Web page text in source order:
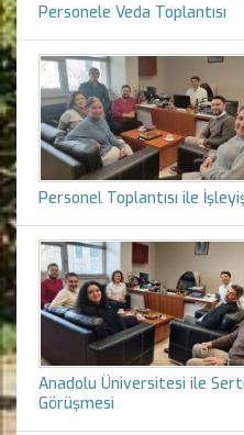
Personele Veda Toplantısı
Personel Toplantısı ile
Anadolu Üniversitesi ile
Görüşmesi